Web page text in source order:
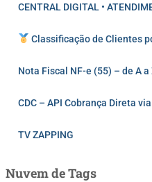
CENTRAL DIGITAL •
Classificação de Clientes
Nota Fiscal NF-e (55) – de A a
CDC – API Cobrança Direta
TV ZAPPING
Nuvem de Tags